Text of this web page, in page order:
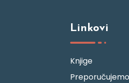
Linkovi
Knjige
Preporučujemo